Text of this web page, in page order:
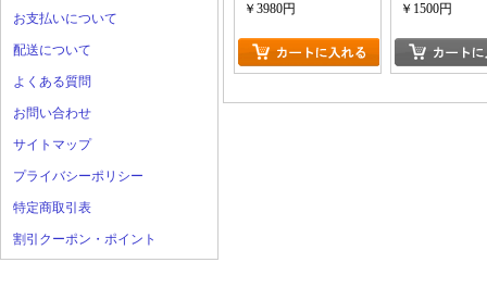
お支払いについて
配送について
よくある質問
お問い合わせ
サイトマップ
プライバシーポリシー
特定商取引表
割引クーポン・ポイント
￥3980円
￥1500円